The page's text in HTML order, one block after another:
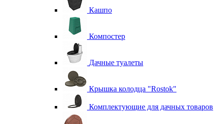
Кашпо
Компостер
Дачные туалеты
Крышка колодца "Rostok"
Комплектующие для дачных товаров